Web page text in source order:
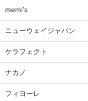
memi’s
ニューウェイジャパン
ケラフェクト
ナカノ
フィヨーレ